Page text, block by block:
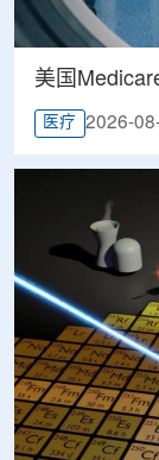
美国
医疗 2026-